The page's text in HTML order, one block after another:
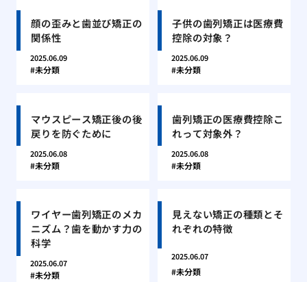
顔の歪みと歯並び矯正の
関係性
2025.06.09
未分類
子供の歯列矯正は医療費
控除の対象？
2025.06.09
未分類
マウスピース矯正後の後
戻りを防ぐために
2025.06.08
未分類
歯列矯正の医療費控除こ
れって対象外？
2025.06.08
未分類
ワイヤー歯列矯正のメカ
ニズム？歯を動かす力の
科学
2025.06.07
未分類
見えない矯正の種類とそ
れぞれの特徴
2025.06.07
未分類